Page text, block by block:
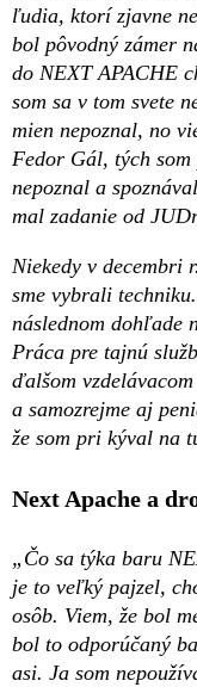
ľudia, ktorí zjavne
bol pôvodný zámer
do NEXT APACHE
som sa v tom svete
mien nepoznal, no
Fedor Gál, tých som
nepoznal a
mal zadanie od
Niekedy v decembri
sme vybrali
následnom dohľade
Práca pre tajnú
ďalšom
a samozrejme aj
že som pri kýval na
Next Apache a
„Čo sa týka baru
je to veľký pajzel,
osôb. Viem, že bol
bol to odporúčaný
asi. Ja som